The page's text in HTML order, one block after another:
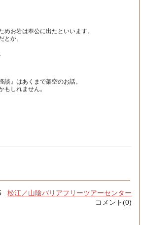
お岩は奉公に出たといいます。
とか。
』はあくまで架空のお話。
松江／山陰バリアフリーツアーセンター
コメント(0)